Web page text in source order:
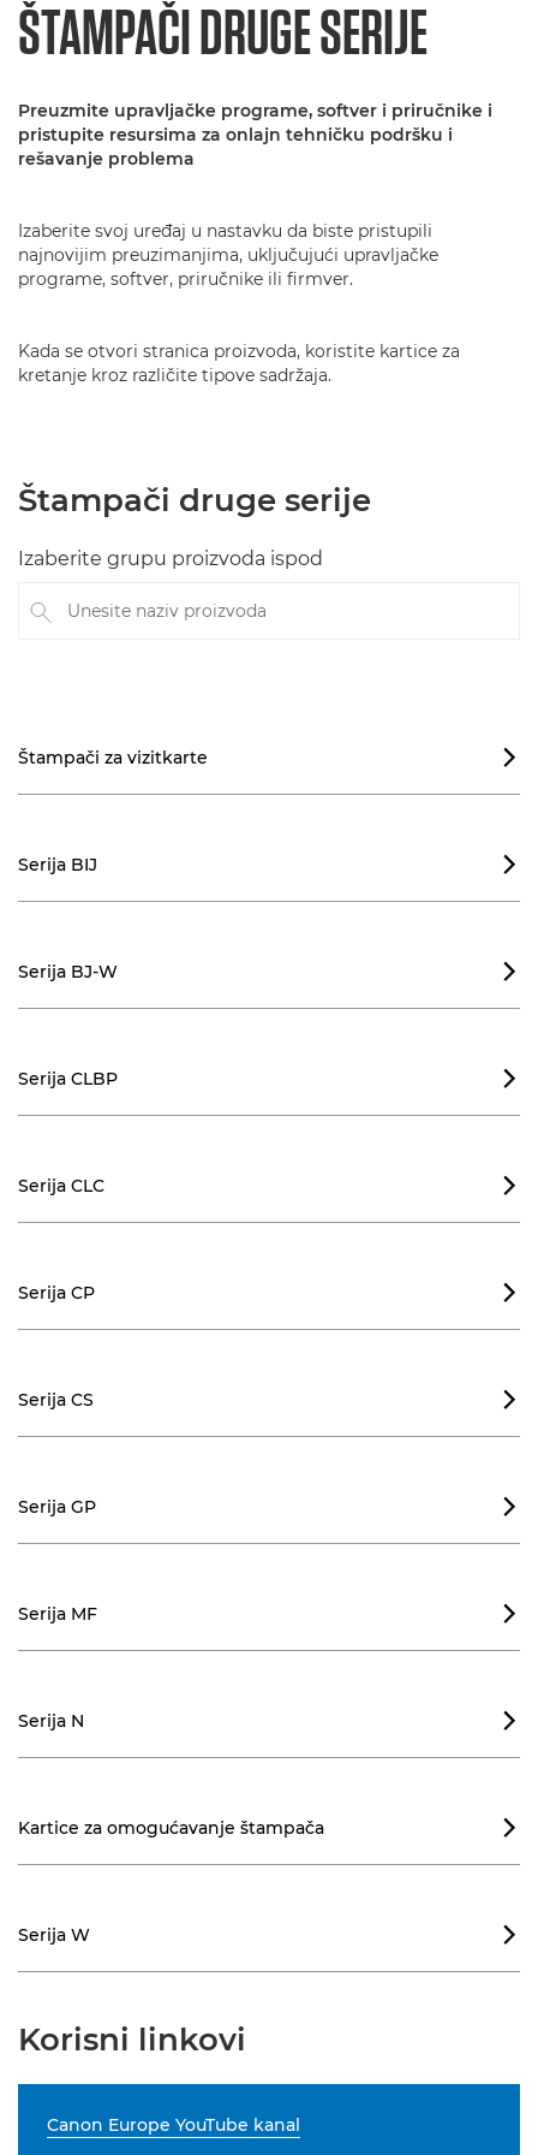
ŠTAMPAČI DRUGE SERIJE
Preuzmite upravljačke programe, softver i priručnike i
pristupite resursima za onlajn tehničku podršku i
rešavanje problema
Izaberite svoj uređaj u nastavku da biste pristupili
najnovijim preuzimanjima, uključujući upravljačke
programe, softver, priručnike ili firmver.
Kada se otvori stranica proizvoda, koristite kartice za
kretanje kroz različite tipove sadržaja.
Štampači druge serije
Izaberite grupu proizvoda ispod
Unesite naziv proizvoda
Štampači za vizitkarte 
Serija BIJ 
Serija BJ-W 
Serija CLBP 
Serija CLC 
Serija CP 
Serija CS 
Serija GP 
Serija MF 
Serija N 
Kartice za omogućavanje štampača 
Serija W 
Korisni linkovi
Canon Europe YouTube kanal